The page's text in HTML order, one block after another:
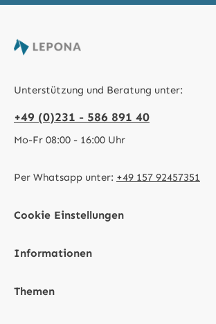
Unterstützung und Beratung unter:
+49 (0)231 - 586 891 40
Mo-Fr 08:00 - 16:00 Uhr
Per Whatsapp unter: +49 157 92457351
Cookie Einstellungen
Informationen
Themen